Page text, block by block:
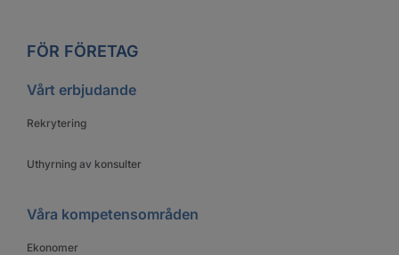
FÖR FÖRETAG
Vårt erbjudande
Rekrytering
Uthyrning av konsulter
Våra kompetensområden
Ekonomer